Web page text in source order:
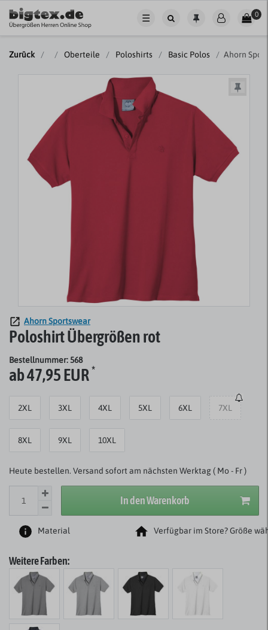
☰ 0
Zurück Oberteile Poloshirts Basic Polos Ahorn
Ahorn Sportswear
Poloshirt Übergrößen rot
Bestellnummer: 568
ab 47,95 EUR*
2XL 3XL 4XL 5XL 6XL 7XL
8XL 9XL 10XL
Heute bestellen. Versand sofort am nächsten Werktag ( Mo - Fr )
In den Warenkorb
Material Verfügbar im Store? Größe
Weitere Farben: